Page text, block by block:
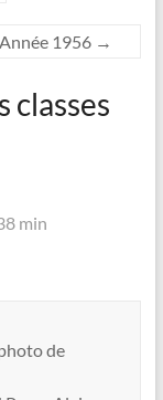
1956 →
classes
min
de